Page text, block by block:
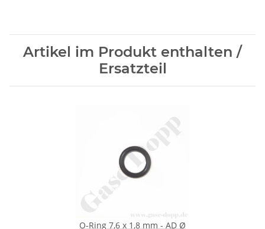
Artikel im Produkt enthalten /
Ersatzteil
O-Ring 7,6 x 1,8 mm - AD Ø